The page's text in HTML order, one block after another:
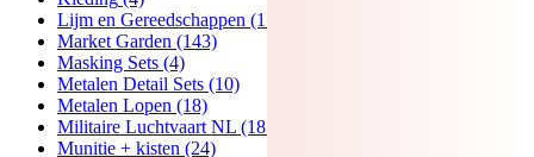
Lijm en Gereedschappen (174)
Market Garden (143)
Masking Sets (4)
Metalen Detail Sets (10)
Metalen Lopen (18)
Militaire Luchtvaart NL (181)
Munitie + kisten (24)